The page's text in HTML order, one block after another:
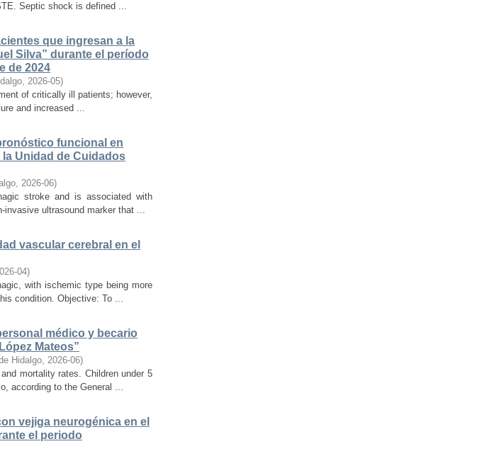
Septic shock is defined ...
que ingresan a la
Silva” durante el período
de 2024
, 2026-05)
of critically ill patients; however,
and increased ...
funcional en
Unidad de Cuidados
, 2026-06)
stroke and is associated with
invasive ultrasound marker that ...
vascular cerebral en el
04)
with ischemic type being more
condition. Objective: To ...
médico y becario
Mateos”
Hidalgo, 2026-06)
mortality rates. Children under 5
according to the General ...
vejiga neurogénica en el
el periodo